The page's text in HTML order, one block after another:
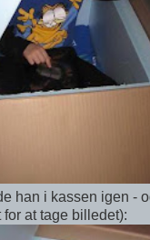
han i kassen igen -
at tage billedet):